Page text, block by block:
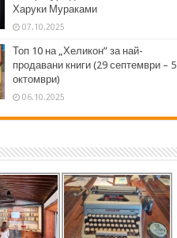
Харуки Мураками
07.10.2025
Топ 10 на „Хеликон” за най-
продавани книги (29 септември – 5
октомври)
06.10.2025